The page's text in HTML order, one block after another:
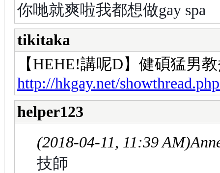
你哋就爽啦我都想做gay spa
tikitaka
【HEHE!講呢D】健碩猛男
http://hkgay.net/
helper123
(2018-04-11, 11:39 AM)
技師